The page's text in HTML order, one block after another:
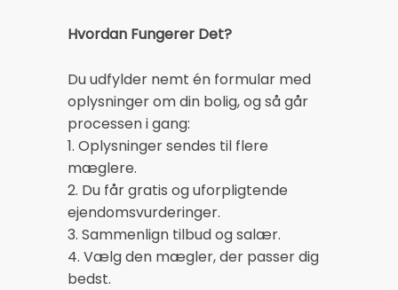
Hvordan Fungerer Det?
Du udfylder nemt én formular med
oplysninger om din bolig, og så går
processen i gang:
1. Oplysninger sendes til flere
mæglere.
2. Du får gratis og uforpligtende
ejendomsvurderinger.
3. Sammenlign tilbud og salær.
4. Vælg den mægler, der passer dig
bedst.